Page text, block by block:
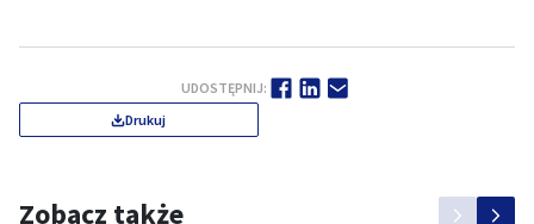
UDOSTĘPNIJ:
Drukuj
Zobacz także